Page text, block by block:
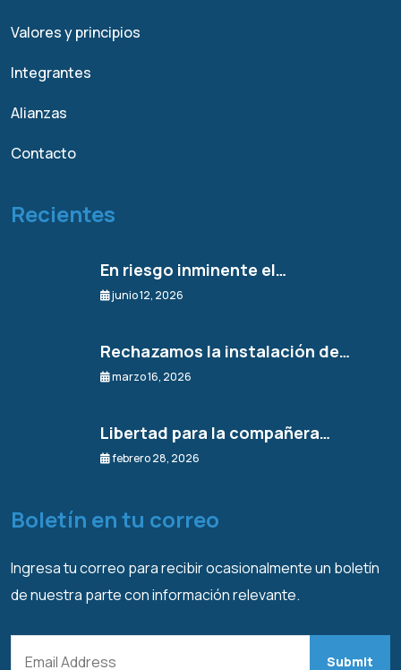
Valores y principios
Integrantes
Alianzas
Contacto
Recientes
En riesgo inminente el…
junio 12, 2026
Rechazamos la instalación de…
marzo 16, 2026
Libertad para la compañera…
febrero 28, 2026
Boletín en tu correo
Ingresa tu correo para recibir ocasionalmente un boletín
de nuestra parte con información relevante.